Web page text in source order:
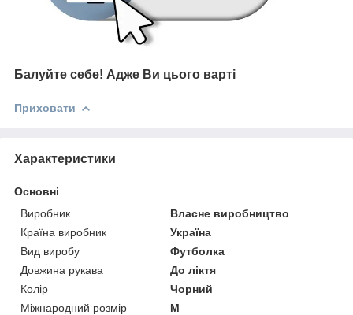
Балуйте себе! Адже Ви цього варті
Приховати
Характеристики
Основні
Виробник
Власне виробництво
Країна виробник
Україна
Вид виробу
Футболка
Довжина рукава
До ліктя
Колір
Чорний
Міжнародний розмір
M